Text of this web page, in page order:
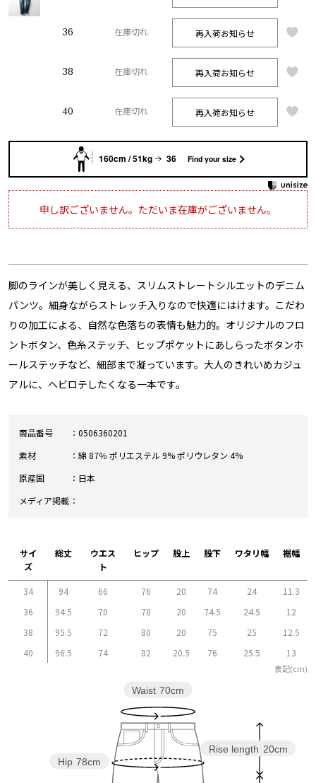
36 在庫切れ 再入荷お知らせ
38 在庫切れ 再入荷お知らせ
40 在庫切れ 再入荷お知らせ
160cm / 51kg 36 Find your size
申し訳ございません。ただいま在庫がございません。
脚のラインが美しく見える、スリムストレートシルエットのデニム
パンツ。細身ながらストレッチ入りなので快適にはけます。こだわ
りの加工による、自然な色落ちの表情も魅力的。オリジナルのフロ
ントボタン、色糸ステッチ、ヒップポケットにあしらったボタンホ
ールステッチなど、細部まで凝っています。大人のきれいめカジュ
アルに、ヘビロテしたくなる一本です。
商品番号
0506360201
素材
綿 87％ ポリエステル 9% ポリウレタン 4%
原産国
日本
メディア掲載
サイ
ズ
総丈
ウエス
ト
ヒップ 股上 股下 ワタリ幅 裾幅
34 94 66 76 20 74 24
11.3
36
94.5 70 78 20 74.5 24.5
12
38
95.5 72 80 20 75 25
12.5
40
96.5 74 82 20.5 76 25.5 13
表記(cm)
Rise length 20cm
Hip 78cm
Waist 70cm